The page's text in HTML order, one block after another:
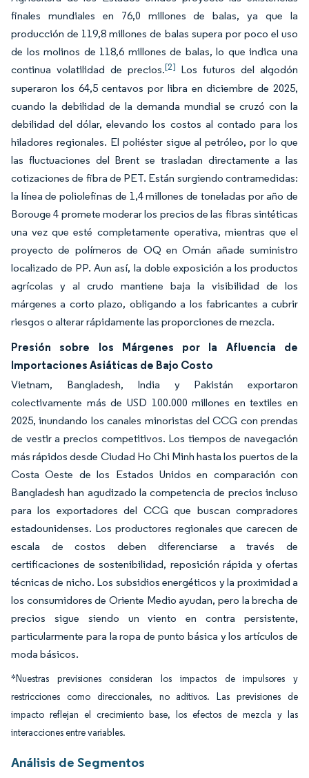
finales mundiales en 76,0 millones de balas, ya que la
producción de 119,8 millones de balas supera por poco el uso
de los molinos de 118,6 millones de balas, lo que indica una
continua volatilidad de precios.[2] Los futuros del algodón
superaron los 64,5 centavos por libra en diciembre de 2025,
cuando la debilidad de la demanda mundial se cruzó con la
debilidad del dólar, elevando los costos al contado para los
hiladores regionales. El poliéster sigue al petróleo, por lo que
las fluctuaciones del Brent se trasladan directamente a las
cotizaciones de fibra de PET. Están surgiendo contramedidas:
la línea de poliolefinas de 1,4 millones de toneladas por año de
Borouge 4 promete moderar los precios de las fibras sintéticas
una vez que esté completamente operativa, mientras que el
proyecto de polímeros de OQ en Omán añade suministro
localizado de PP. Aun así, la doble exposición a los productos
agrícolas y al crudo mantiene baja la visibilidad de los
márgenes a corto plazo, obligando a los fabricantes a cubrir
riesgos o alterar rápidamente las proporciones de mezcla.
Presión sobre los Márgenes por la Afluencia de
Importaciones Asiáticas de Bajo Costo
Vietnam, Bangladesh, India y Pakistán exportaron
colectivamente más de USD 100.000 millones en textiles en
2025, inundando los canales minoristas del CCG con prendas
de vestir a precios competitivos. Los tiempos de navegación
más rápidos desde Ciudad Ho Chi Minh hasta los puertos de la
Costa Oeste de los Estados Unidos en comparación con
Bangladesh han agudizado la competencia de precios incluso
para los exportadores del CCG que buscan compradores
estadounidenses. Los productores regionales que carecen de
escala de costos deben diferenciarse a través de
certificaciones de sostenibilidad, reposición rápida y ofertas
técnicas de nicho. Los subsidios energéticos y la proximidad a
los consumidores de Oriente Medio ayudan, pero la brecha de
precios sigue siendo un viento en contra persistente,
particularmente para la ropa de punto básica y los artículos de
moda básicos.
*Nuestras previsiones consideran los impactos de impulsores y
restricciones como direccionales, no aditivos. Las previsiones de
impacto reflejan el crecimiento base, los efectos de mezcla y las
interacciones entre variables.
Análisis de Segmentos